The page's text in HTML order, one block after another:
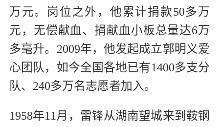
万元。岗位之外，他累计捐款50多万
元，无偿献血、捐献血小板总量达6万
多毫升。2009年，他发起成立郭明义爱
心团队，如今全国各地已有1400多支分
队、240多万名志愿者加入。
1958年11月，雷锋从湖南望城来到鞍钢